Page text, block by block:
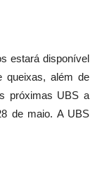
estará disponível
queixas, além de
próximas UBS a
de maio. A UBS